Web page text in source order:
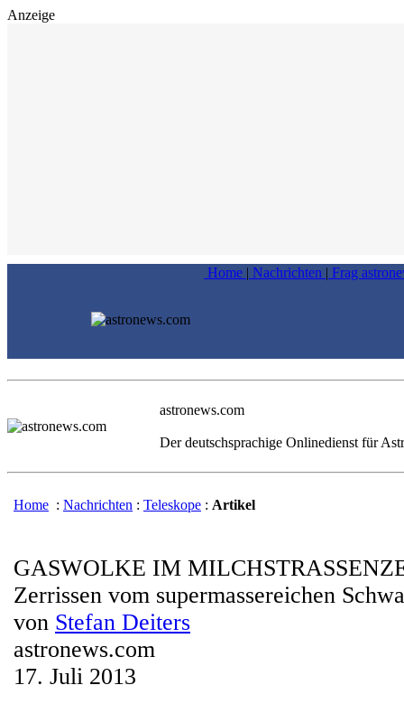
Anzeige
Home | Nachrichten | Frag
astronews.com
Der deutschsprachige Onlinedienst für
Home : Nachrichten : Teleskope : Artikel
GASWOLKE IM
Zerrissen vom supermassereichen
von Stefan Deiters
astronews.com
17. Juli 2013